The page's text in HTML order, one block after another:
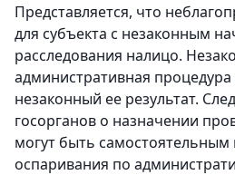
Представляется, что
для субъекта с незаконным
расследования налицо.
административная
незаконный ее результат.
госорганов о назначении
могут быть
оспаривания по